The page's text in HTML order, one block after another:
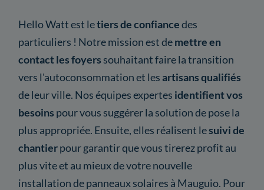
Hello Watt est letiers de confiancedes
particuliers ! Notre mission est demettre en
contact les foyers souhaitant faire la transition
vers l'autoconsommation et lesartisans qualifiés
de leur ville. Nos équipes expertes identifient vos
besoins pour vous suggérer la solution de pose la
plus appropriée. Ensuite, elles réalisent lesuivi de
chantierpour garantir que vous tirerez profit au
plus vite et au mieux de votre nouvelle
installation de panneaux solaires à Mauguio. Pour